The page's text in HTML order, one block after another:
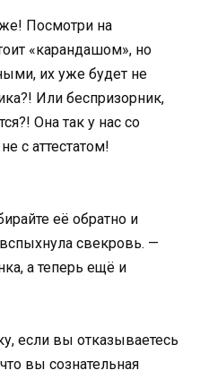
Посмотри на
«карандашом», но
их уже будет не
Или беспризорник,
Она так у нас со
с аттестатом!
её обратно и
свекровь. —
а теперь ещё и
если вы отказываетесь
вы сознательная